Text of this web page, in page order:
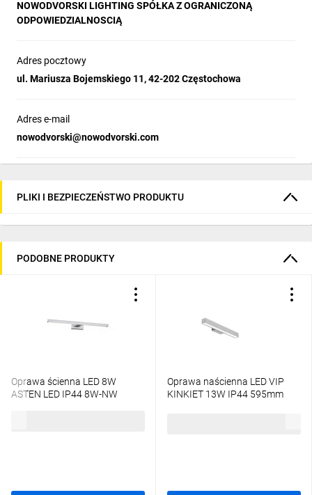
NOWODVORSKI LIGHTING SPÓŁKA Z OGRANICZONĄ
ODPOWIEDZIALNOSCIĄ
Adres pocztowy
ul. Mariusza Bojemskiego 11, 42-202 Częstochowa
Adres e-mail
nowodvorski@nowodvorski.com
PLIKI I BEZPIECZEŃSTWO PRODUKTU
PODOBNE PRODUKTY
Oprawa ścienna LED 8W
ASTEN LED IP44 8W-NW
Oprawa naścienna LED VIP
KINKIET 13W IP44 595mm